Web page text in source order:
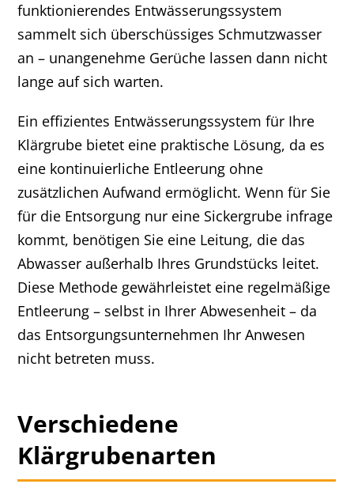
funktionierendes Entwässerungssystem
sammelt sich überschüssiges Schmutzwasser
an – unangenehme Gerüche lassen dann nicht
lange auf sich warten.
Ein effizientes Entwässerungssystem für Ihre
Klärgrube bietet eine praktische Lösung, da es
eine kontinuierliche Entleerung ohne
zusätzlichen Aufwand ermöglicht. Wenn für Sie
für die Entsorgung nur eine Sickergrube infrage
kommt, benötigen Sie eine Leitung, die das
Abwasser außerhalb Ihres Grundstücks leitet.
Diese Methode gewährleistet eine regelmäßige
Entleerung – selbst in Ihrer Abwesenheit – da
das Entsorgungsunternehmen Ihr Anwesen
nicht betreten muss.
Verschiedene
Klärgrubenarten